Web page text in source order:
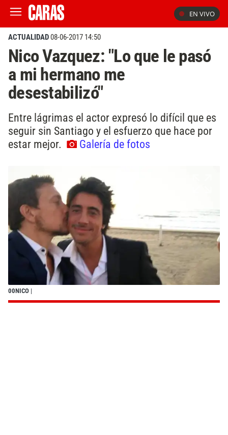
EN VIVO
ACTUALIDAD08-06-2017 14:50
Nico Vazquez: "Lo que le pasó
a mi hermano me
desestabilizó"
Entre lágrimas el actor expresó lo difícil que es
seguir sin Santiago y el esfuerzo que hace por
estar mejor.
Galería de fotos
00NICO |